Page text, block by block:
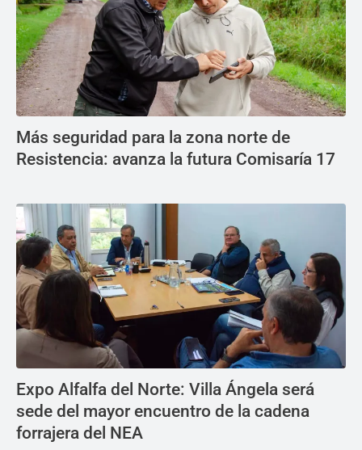
Más seguridad para la zona norte de
Resistencia: avanza la futura Comisaría 17
Expo Alfalfa del Norte: Villa Ángela será
sede del mayor encuentro de la cadena
forrajera del NEA